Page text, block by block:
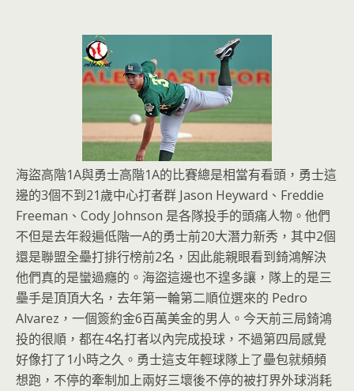
海盜高階1A與勇士高階1A的比賽總是相當有看頭，勇士這
邊的3個不到21歲中心打者群 Jason Heyward、Freddie
Freeman、Cody Johnson 是各隊投手的頭痛人物。他們
不但是去年殺遍低階一A的勇士前20大潛力新秀，其中2個
還是聯盟全壘打排行榜前2名，因此能親眼看到錡鴻解決
他們真的是蠻過癮的。海盜這邊也不遑多讓，隊上的是三
壘手是頂頂大名，去年第一輪第二順位選來的 Pedro
Alvarez，一個簽約金6百萬美金的男人。今天前三局錡鴻
投的很順，都在4名打者以內完成投球，不過第四局感覺
好像打了1小時之久。勇士這支年輕球隊上了壘包就頻頻
想跑，不停的牽制加上兩好三壞後不停的被打界外球消耗